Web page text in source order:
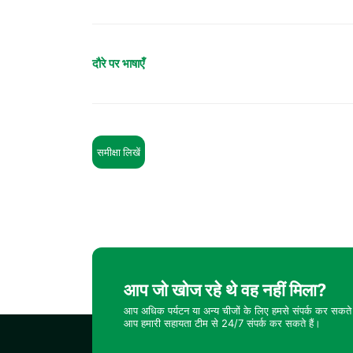
दौरे पर भाषाएँ
समीक्षा लिखें
आप जो खोज रहे थे वह नहीं मिला?
आप अधिक पर्यटन या अन्य चीजों के लिए हमसे संपर्क कर
आप हमारी सहायता टीम से 24/7 संपर्क कर सकते हैं।